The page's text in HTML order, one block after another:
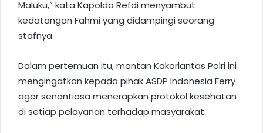
Maluku,” kata Kapolda Refdi menyambut
kedatangan Fahmi yang didampingi seorang
stafnya.
Dalam pertemuan itu, mantan Kakorlantas Polri ini
mengingatkan kepada pihak ASDP Indonesia Ferry
agar senantiasa menerapkan protokol kesehatan
di setiap pelayanan terhadap masyarakat.